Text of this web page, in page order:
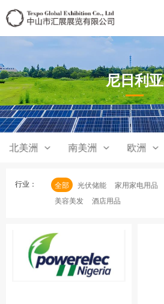
尼日利亚
北美洲 南美洲 欧洲
行业： 全部 光伏储能 家用家电用品
美容美发
酒店用品